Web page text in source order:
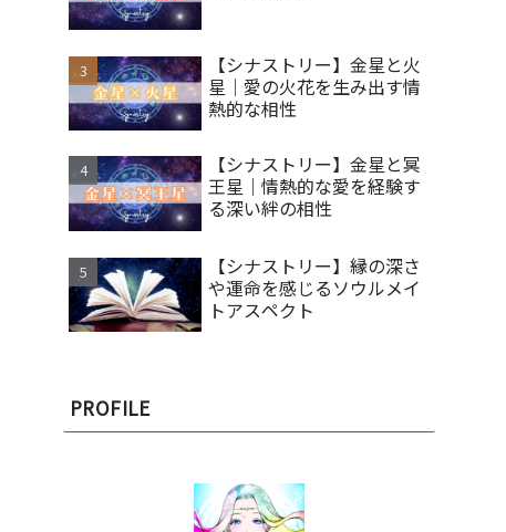
【シナストリー】金星と火
星｜愛の火花を生み出す情
熱的な相性
【シナストリー】金星と冥
王星｜情熱的な愛を経験す
る深い絆の相性
【シナストリー】縁の深さ
や運命を感じるソウルメイ
トアスペクト
PROFILE